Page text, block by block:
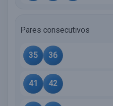
Pares consecutivos
35 36
41 42